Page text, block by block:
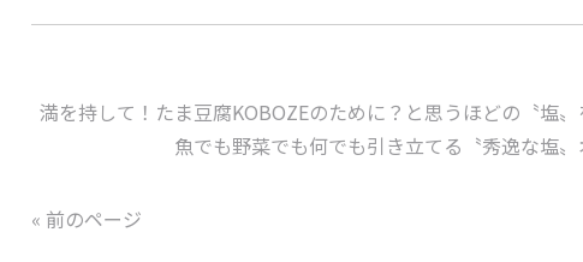
満を持して！たま豆腐KOBOZEのために？と思うほどの〝塩
魚でも野菜でも何でも引き立てる〝秀逸な塩
« 前のページ